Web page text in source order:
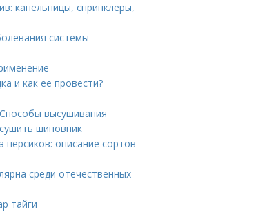
капельницы, спринклеры,
системы
и как ее провести?
высушивания
шиповник
персиков: описание сортов
среди отечественных
тайги